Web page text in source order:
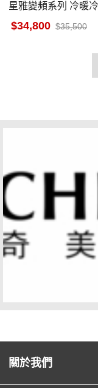
星雅變頻系列 冷暖
S42HA1
34,800 35,500
關於我們